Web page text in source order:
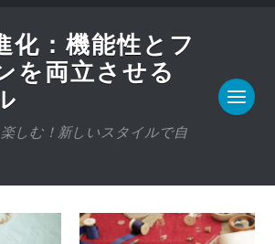
化：機能性とフ
を両立させる
しむ！新しいスタイルで自